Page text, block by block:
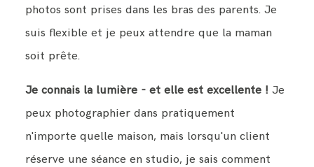
photos sont prises dans les bras des parents. Je
suis flexible et je peux attendre que la maman
soit prête.
Je connais la lumière - et elle est excellente ! Je
peux photographier dans pratiquement
n'importe quelle maison, mais lorsqu'un client
réserve une séance en studio, je sais comment